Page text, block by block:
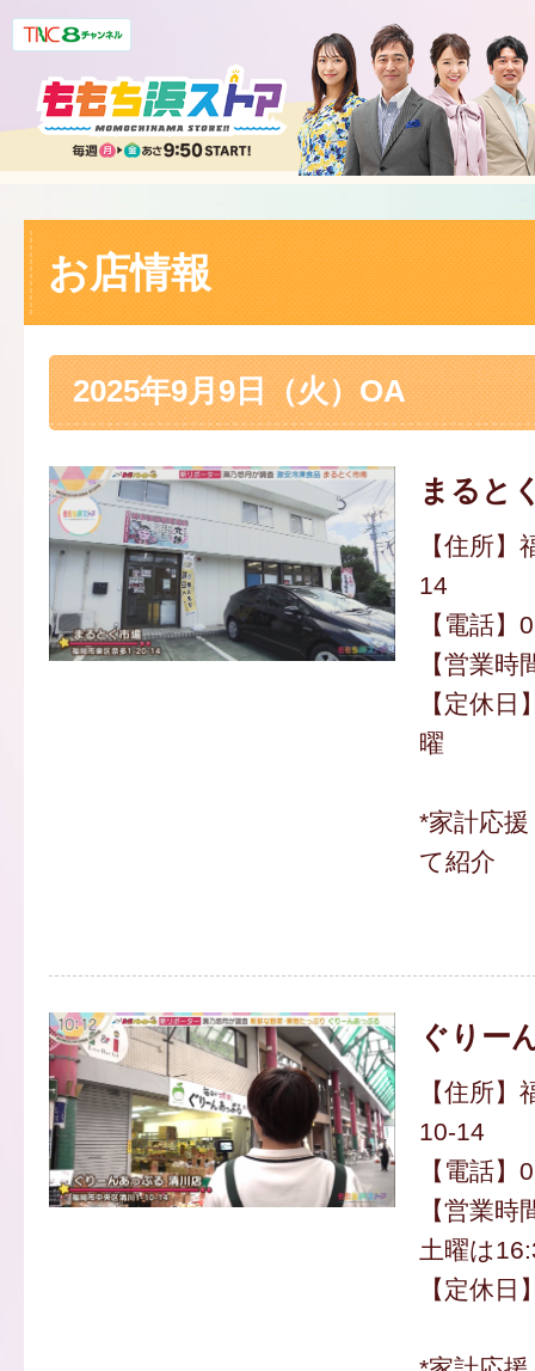
お店情報
2025年9月9日（火）OA
まると
【住所
14
【電話
【営業
【定休
曜
*家計応
て紹介
ぐりー
【住所
10-14
【電話
【営業
土曜は
【定休日